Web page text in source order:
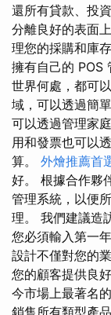
還所有貸款、投
分離良好的表面
理您的採購和庫
擁有自己的 POS
世界何處，都可
域，可以透過簡
可以透過管理家
用和發票也可以
算。 外燴推薦首
好。 根據合作夥
管理系統，以便
理。 我們建議造
您必須輸入第一
設計不僅對您的
您的顧客提供良
今市場上最著名
銷售所有類型產